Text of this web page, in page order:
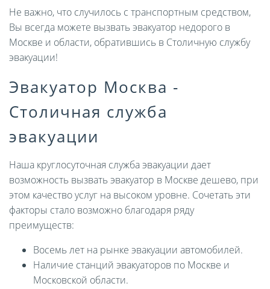
Не важно, что случилось с транспортным средством,
Вы всегда можете вызвать эвакуатор недорого в
Москве и области, обратившись в Столичную службу
эвакуации!
Эвакуатор Москва -
Столичная служба
эвакуации
Наша круглосуточная служба эвакуации дает
возможность вызвать эвакуатор в Москве дешево, при
этом качество услуг на высоком уровне. Сочетать эти
факторы стало возможно благодаря ряду
преимуществ:
Восемь лет на рынке эвакуации автомобилей.
Наличие станций эвакуаторов по Москве и
Московской области.